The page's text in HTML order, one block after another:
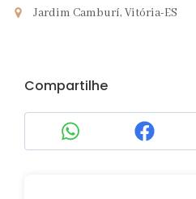
Jardim Camburí, Vitória-ES
Compartilhe